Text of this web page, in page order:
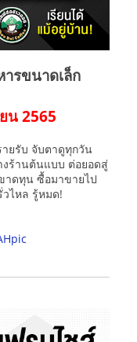
รขนาดเล็ก
น 2565
ายรับ จับตาดูทุกวัน
งร้านต้นแบบ ต่อยอดสู่
าดทุน ซื้อมาขายไป
ไหล รู้หมด!